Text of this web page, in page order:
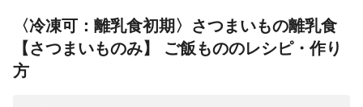
〈冷凍可：離乳食初期〉さつまいもの離乳食
【さつまいものみ】 ご飯もののレシピ・作り
方